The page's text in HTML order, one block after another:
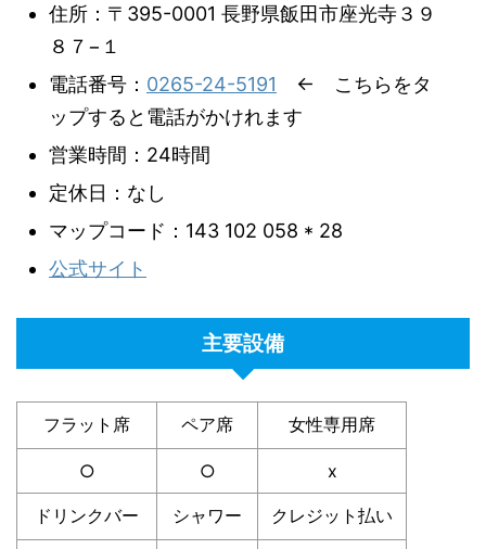
住所：〒395-0001 長野県飯田市座光寺３９
８７−１
電話番号： 0265-24-5191 ← こちらをタ
ップすると電話がかけれます
営業時間：24時間
定休日：なし
マップコード：143 102 058 * 28
公式サイト
主要設備
フラット席 ペア席 女性専用席
○ ○ x
ドリンクバー シャワー クレジット払い